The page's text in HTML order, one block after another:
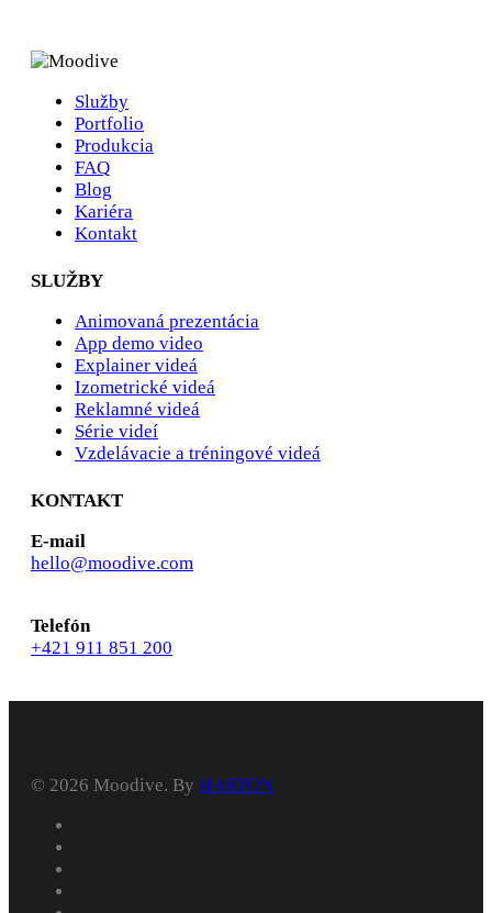
Služby
Portfolio
Produkcia
FAQ
Blog
Kariéra
Kontakt
SLUŽBY
Animovaná prezentácia
App demo video
Explainer videá
Izometrické videá
Reklamné videá
Série videí
Vzdelávacie a tréningové videá
KONTAKT
E-mail
hello@moodive.com
Telefón
+421 911 851 200
© 2026 Moodive. By HARTON